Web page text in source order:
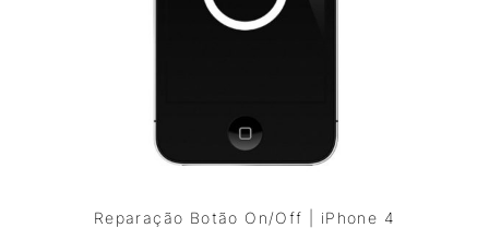
Reparação Botão On/Off | iPhone 4